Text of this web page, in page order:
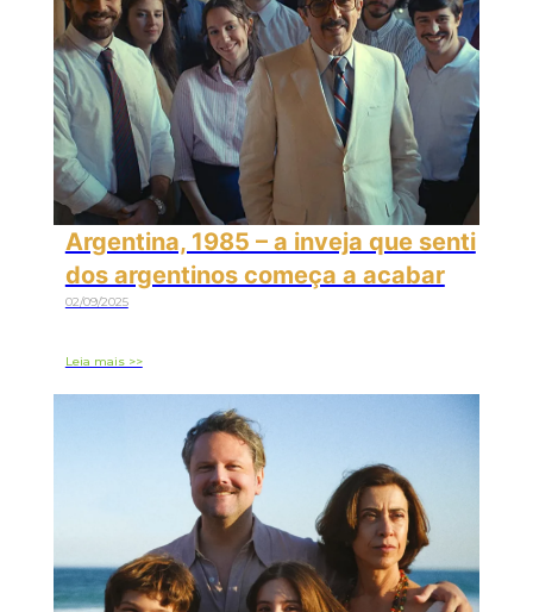
Argentina, 1985 – a inveja que senti
dos argentinos começa a acabar
02/09/2025
Leia mais >>